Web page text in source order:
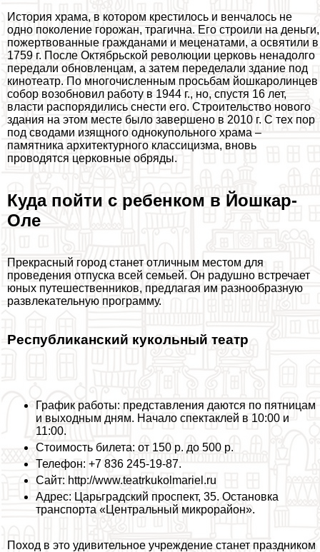
История храма, в котором крестилось и венчалось не
одно поколение горожан, трагична. Его строили на деньги,
пожертвованные гражданами и меценатами, а освятили в
1759 г. После Октябрьской революции церковь ненадолго
передали обновленцам, а затем переделали здание под
кинотеатр. По многочисленным просьбам йошкаролинцев
собор возобновил работу в 1944 г., но, спустя 16 лет,
власти распорядились снести его. Строительство нового
здания на этом месте было завершено в 2010 г. С тех пор
под сводами изящного однокупольного храма –
памятника архитектурного классицизма, вновь
проводятся церковные обряды.
Куда пойти с ребенком в Йошкар-
Оле
Прекрасный город станет отличным местом для
проведения отпуска всей семьей. Он радушно встречает
юных путешественников, предлагая им разнообразную
развлекательную программу.
Республиканский кукольный театр
График работы: представления даются по пятницам
и выходным дням. Начало спектаклей в 10:00 и
11:00.
Стоимость билета: от 150 р. до 500 р.
Телефон: +7 836 245-19-87.
Сайт: http://www.teatrkukolmariel.ru
Адрес: Царьградский проспект, 35. Остановка
трaнcпорта «Центральный микрорайон».
Поход в это удивительное учреждение станет праздником